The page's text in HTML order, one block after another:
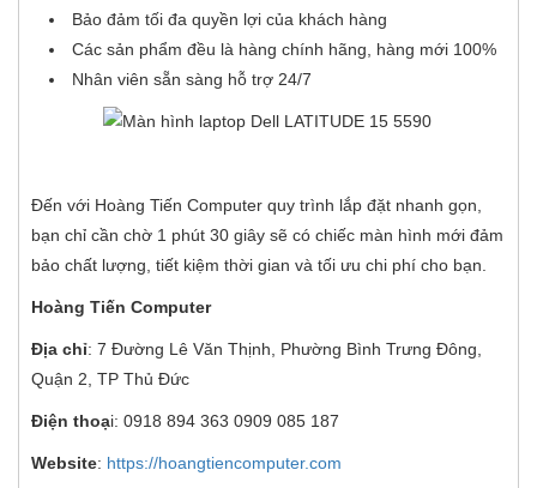
Bảo đảm tối đa quyền lợi của khách hàng
Các sản phẩm đều là hàng chính hãng, hàng mới 100%
Nhân viên sẵn sàng hỗ trợ 24/7
Đến với Hoàng Tiến Computer quy trình lắp đặt nhanh gọn,
bạn chỉ cần chờ 1 phút 30 giây sẽ có chiếc màn hình mới đảm
bảo chất lượng, tiết kiệm thời gian và tối ưu chi phí cho bạn.
Hoàng Tiến Computer
Địa chỉ: 7 Đường Lê Văn Thịnh, Phường Bình Trưng Đông,
Quận 2, TP Thủ Đức
Điện thoại: 0918 894 363 0909 085 187
Website: https://hoangtiencomputer.com